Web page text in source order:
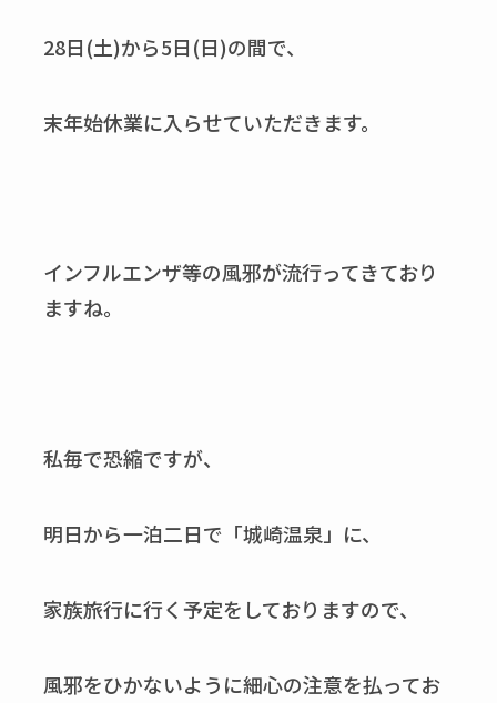
28日(土)から5日(日)の間で、
末年始休業に入らせていただきます。
インフルエンザ等の風邪が流行ってきており
ますね。
私毎で恐縮ですが、
明日から一泊二日で「城崎温泉」に、
家族旅行に行く予定をしておりますので、
風邪をひかないように細心の注意を払ってお